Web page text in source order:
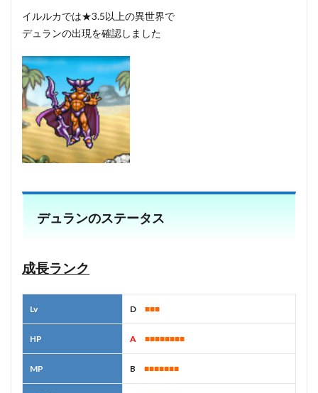
イルルカでは★3.5以上の異世界で
デュランの出現を確認しました
デュランのステータス
成長ランク
Lv D ■■■
HP A ■■■■■■■■
MP B ■■■■■■■